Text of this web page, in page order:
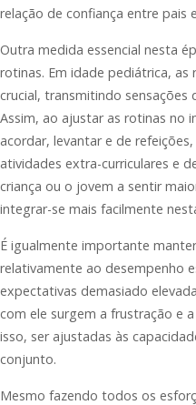
relação de confiança entre pais
Outra medida essencial nesta
rotinas. Em idade pediátrica,
crucial, transmitindo sensações
Assim, ao ajustar as rotinas no
acordar, levantar e de
atividades extra-curriculares e
criança ou o jovem a sentir
integrar-se mais facilmente
É igualmente importante
relativamente ao desempenho
expectativas demasiado
com ele surgem a frustração e
isso, ser ajustadas às
conjunto.
Mesmo fazendo todos os